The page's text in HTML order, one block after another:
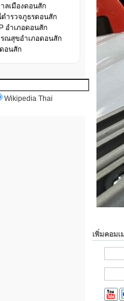
ลเมืองดอนสัก
ำรวจภูธรดอนสัก
อำเภอดอนสัก
ณสุขอำเภอดอนสัก
อนสัก
Wikipedia Thai
เพิ่มคอม